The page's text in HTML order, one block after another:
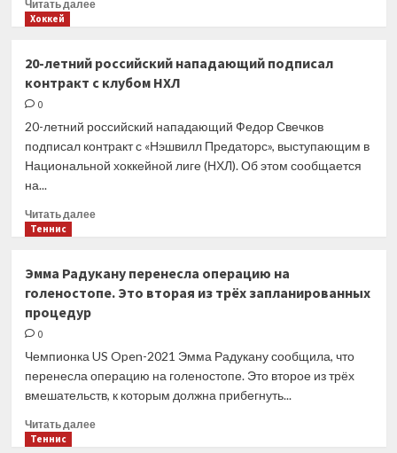
Читать далее
«Бостона»
Пастрняк,
и Носек
от участия
на чемпионате
Хоккей
20-летний российский нападающий подписал
контракт с клубом НХЛ
0
20-летний российский нападающий Федор Свечков
подписал контракт с «Нэшвилл Предаторс», выступающим в
Национальной хоккейной лиге (НХЛ). Об этом сообщается
на...
Читать далееПрочитать
летний
российский
с клубом
НХЛ
Теннис
Эмма Радукану перенесла операцию на
голеностопе. Это вторая из трёх запланированных
процедур
0
Чемпионка US Open-2021 Эмма Радукану сообщила, что
перенесла операцию на голеностопе. Это второе из трёх
вмешательств, к которым должна прибегнуть...
Читать далееПрочитать
Теннис